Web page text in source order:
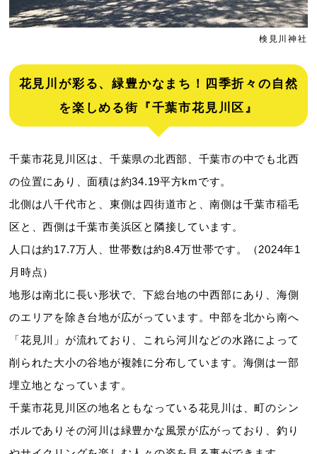
検見川神社
花見川が彩る、緑豊かなまち！四季折々の自然
を楽しめる街『千葉市花見川区』
千葉市花見川区は、千葉県の北西部、千葉市の中でも北西
の位置にあり、面積は約34.19平方kmです。
北側は八千代市と、東側は四街道市と、南側は千葉市稲毛
区と、西側は千葉市美浜区と隣接しています。
人口は約17.7万人、世帯数は約8.4万世帯です。（2024年1
月時点）
地形は南北に長い形状で、下総台地の中西部にあり、海側
のエリアを除き台地が広がっています。中部を北から南へ
「花見川」が流れており、これら河川などの水路によって
削られた大小の谷地が複雑に分布しています。海側は一部
埋立地となっています。
千葉市花見川区の地名ともなっている花見川は、町のシン
ボルでありその河川は緑豊かな風景が広がっており、釣り